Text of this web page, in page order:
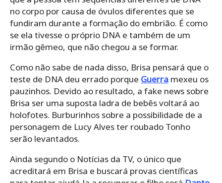
no corpo por causa de óvulos diferentes que se
fundiram durante a formação do embrião. É como
se ela tivesse o próprio DNA e também de um
irmão gêmeo, que não chegou a se formar.
Como não sabe de nada disso, Brisa pensará que o
teste de DNA deu errado porque Guerra mexeu os
pauzinhos. Devido ao resultado, a fake news sobre
Brisa ser uma suposta ladra de bebês voltará ao
holofotes. Burburinhos sobre a possibilidade de a
personagem de Lucy Alves ter roubado Tonho
serão levantados.
Ainda segundo o Notícias da TV, o único que
acreditará em Brisa e buscará provas científicas